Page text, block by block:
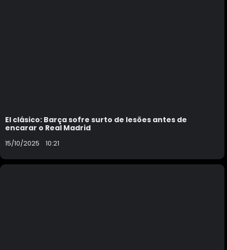
El clásico: Barça sofre surto de lesões antes de
encarar o Real Madrid
15/10/2025 10:21